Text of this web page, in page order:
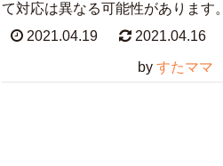
て対応は異なる可能性があります。
2021.04.19
2021.04.16
by すたママ